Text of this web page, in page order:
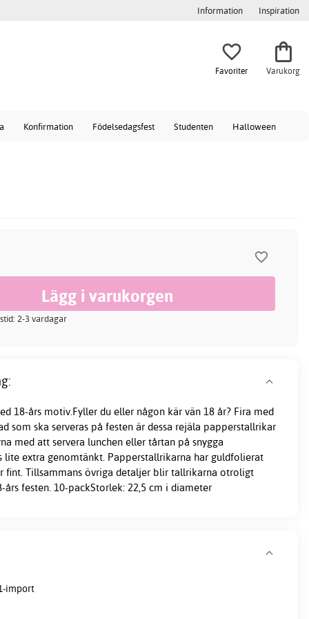
Information Inspiration
Favoriter Varukorg
Konfirmation Födelsedagsfest Studenten Halloween
2-3 vardagar
18-års motiv.Fyller du eller någon kär vän 18 år? Fira med
som ska serveras på festen är dessa rejäla papperstallrikar
med att servera lunchen eller tårtan på snygga
lite extra genomtänkt. Papperstallrikarna har guldfolierat
fint. Tillsammans övriga detaljer blir tallrikarna otroligt
festen. 10-packStorlek: 22,5 cm i diameter
import